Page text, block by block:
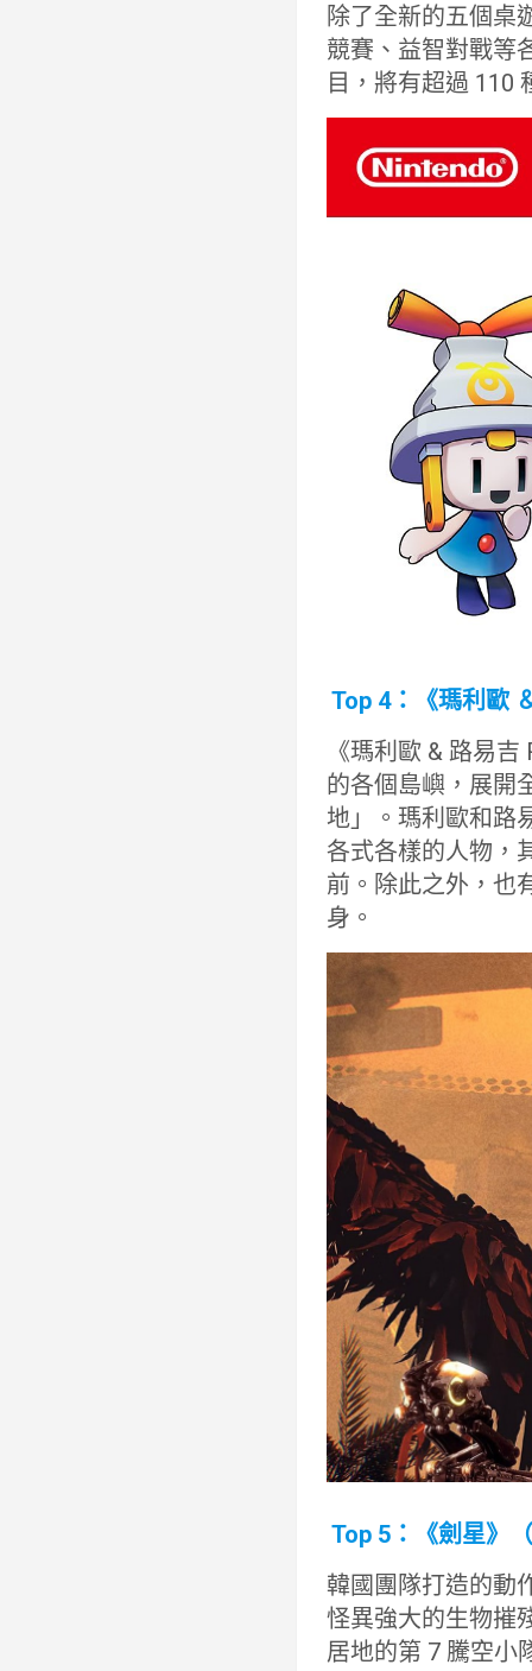
除了全新的五個桌
競賽、益智對戰等
目，將有超過 110
Top 4：《瑪利歐
《瑪利歐 & 路易
的各個島嶼，展開
地」。瑪利歐和路
各式各樣的人物，
前。除此之外，也
身。
Top 5：《劍星》
韓國團隊打造的動
怪異強大的生物摧
居地的第 7 騰空小